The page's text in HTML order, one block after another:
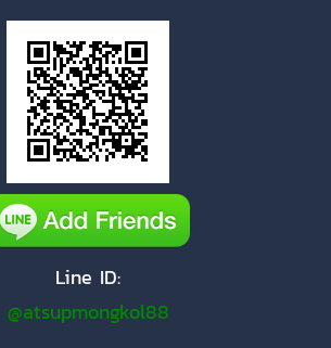
Line ID:
@atsupmongkol88